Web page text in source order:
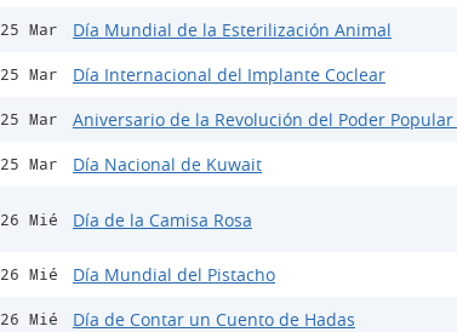
25 Mar Día Mundial de la Esterilización Animal
25 Mar Día Internacional del Implante Coclear
25 Mar Aniversario de la Revolución del Poder Popular
25 Mar Día Nacional de Kuwait
26 Mié Día de la Camisa Rosa
26 Mié Día Mundial del Pistacho
26 Mié Día de Contar un Cuento de Hadas